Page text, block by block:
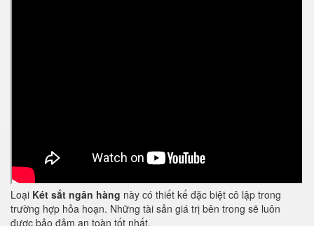
Loại Két sắt ngân hàng này có thiết kế đặc biệt cô lập trong
trường hợp hỏa hoạn. Những tài sản giá trị bên trong sẽ luôn
được bảo đảm an toàn tốt nhất.